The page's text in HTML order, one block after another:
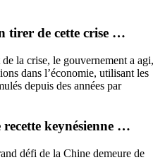
tirer de cette crise …
la crise, le gouvernement a agi,
dans l’économie, utilisant les
depuis des années par
recette keynésienne …
défi de la Chine demeure de